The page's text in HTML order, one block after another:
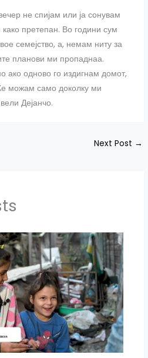
не спијам или ја сонувам
претепан. Во години сум
семејство, а, немам ниту за
планови ми пропаднаа.
одново го издигнам домот,
можам само доколку ми
Дејанчо.
Next Post →